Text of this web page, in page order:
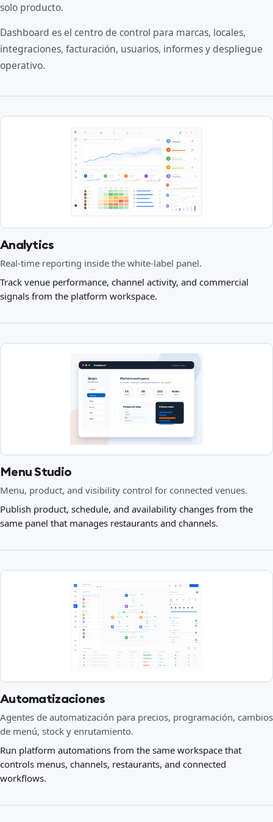
solo producto.
Dashboard es el centro de control para marcas, locales,
integraciones, facturación, usuarios, informes y despliegue
operativo.
Analytics
Real-time reporting inside the white-label panel.
Track venue performance, channel activity, and commercial
signals from the platform workspace.
Menu Studio
Menu, product, and visibility control for connected venues.
Publish product, schedule, and availability changes from the
same panel that manages restaurants and channels.
Automatizaciones
Agentes de automatización para precios, programación, cambios
de menú, stock y enrutamiento.
Run platform automations from the same workspace that
controls menus, channels, restaurants, and connected
workflows.